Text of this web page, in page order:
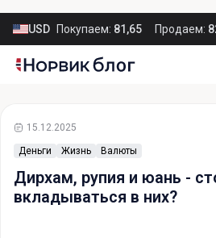
USD Покупаем: 81,65 Продаем:
Деньги Жизнь Валюты
15.12.2025
Дирхам, рупия и юань -
вкладываться в них?